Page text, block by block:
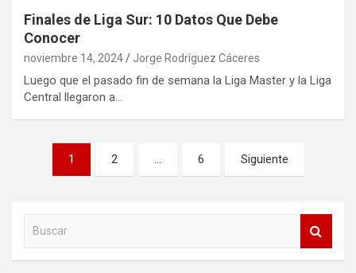
Finales de Liga Sur: 10 Datos Que Debe
Conocer
noviembre 14, 2024 Jorge Rodríguez Cáceres
Luego que el pasado fin de semana la Liga Master y la Liga
Central llegaron a…
Paginación
1 2 … 6 Siguiente